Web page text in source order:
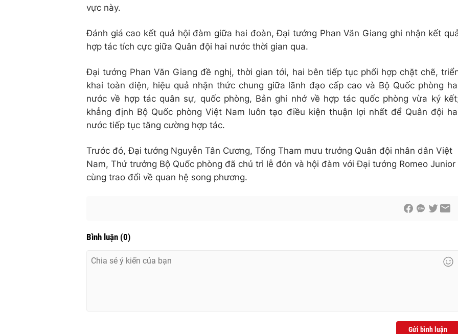
vực này.
Đánh giá cao kết quả hội đàm giữa hai đoàn, Đại tướng Phan Văn Giang ghi nhận kết
hợp tác tích cực giữa Quân đội hai nước thời gian qua.
Đại tướng Phan Văn Giang đề nghị, thời gian tới, hai bên tiếp tục phối hợp chặt chẽ,
khai toàn diện, hiệu quả nhận thức chung giữa lãnh đạo cấp cao và Bộ Quốc phòng
nước về hợp tác quân sự, quốc phòng, Bản ghi nhớ về hợp tác quốc phòng vừa ký
khẳng định Bộ Quốc phòng Việt Nam luôn tạo điều kiện thuận lợi nhất để Quân đội
nước tiếp tục tăng cường hợp tác.
Trước đó, Đại tướng Nguyễn Tân Cương, Tổng Tham mưu trưởng Quân đội nhân dân Việt
Nam, Thứ trưởng Bộ Quốc phòng đã chủ trì lễ đón và hội đàm với Đại tướng Romeo Junior
cùng trao đổi về quan hệ song phương.
Bình luận (0)
Gửi bình luận